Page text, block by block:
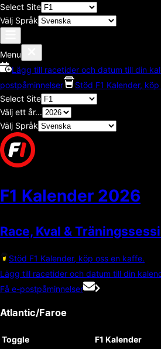
Select Site
Välj Språk
Menu
Lägg till racetider och datum till din
postpåminnelser
Stöd F1 Kalender,
Select Site
Välj ett år...
Välj Språk
F1 Kalender 2026
Race, Kval &
Stöd F1 Kalender, köp oss en kaffe.
Lägg till racetider och datum till din
Få e-postpåminnelser
Atlantic/Faroe
Toggle F1 Kalender